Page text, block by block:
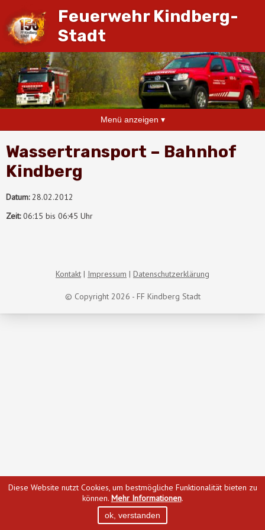
Feuerwehr Kindberg-
Stadt
Menü anzeigen ▾
Wassertransport – Bahnhof
Kindberg
Datum:28.02.2012
Zeit:06:15 bis 06:45 Uhr
© Copyright 2026 - FF Kindberg Stadt
Kontakt Impressum Datenschutzerklärung
Diese Website nutzt Cookies, um bestmögliche Funktionalität bieten zu
können. Mehr Informationen.
ok, verstanden